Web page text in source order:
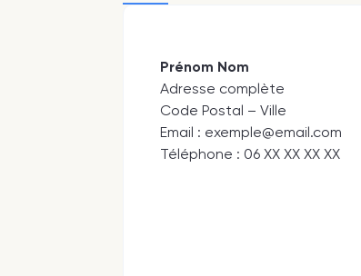
Prénom Nom
Adresse complète
Code Postal – Ville
Email : exemple@email.com
Téléphone : 06 XX XX XX XX